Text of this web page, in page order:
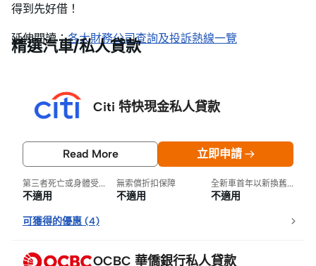
得到先好借！
延伸閱讀：各大財務公司查詢及投訴熱線一覽
精選汽車/私人貸款
Citi 特快現金私人貸款
Read More 立即申請
第三者死亡或身體受損
不適用
無索償折扣保障
不適用
全新車首年以新換舊保障
不適用
可獲得的優惠 (4)
OCBC 華僑銀行私人貸款